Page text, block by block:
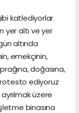
katlediyorlar.
yer altı ve yer
altında
emekçinin,
doğasına,
ediyoruz
üzere
binasına